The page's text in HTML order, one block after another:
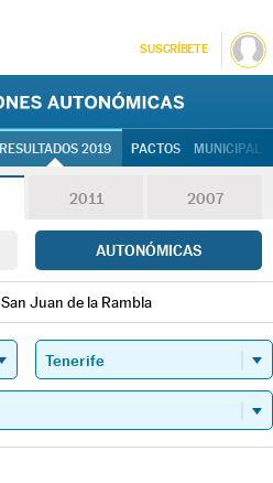
SUSCRÍBETE
RESULTADOS 2019 PACTOS
2011 2007
AUTONÓMICAS
San Juan de la Rambla